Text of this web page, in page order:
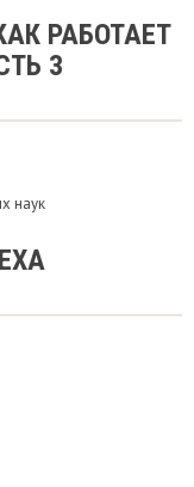
РАБОТАЕТ
3
наук